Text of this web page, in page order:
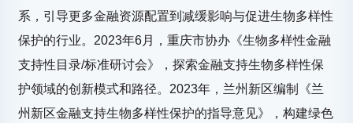
系，引导更多金融资源配置到减缓影响与促进生物多样性
保护的行业。2023年6月，重庆市协办《生物多样性金融
支持性目录/标准研讨会》，探索金融支持生物多样性保
护领域的创新模式和路径。2023年，兰州新区编制《兰
州新区金融支持生物多样性保护的指导意见》，构建绿色